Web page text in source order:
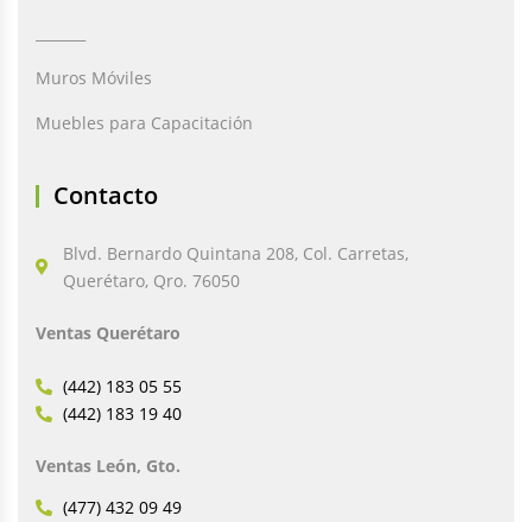
Muros Móviles
Muebles para Capacitación
Contacto
Blvd. Bernardo Quintana 208, Col. Carretas,
Querétaro, Qro. 76050
Ventas Querétaro
(442) 183 05 55
(442) 183 19 40
Ventas León, Gto.
(477) 432 09 49